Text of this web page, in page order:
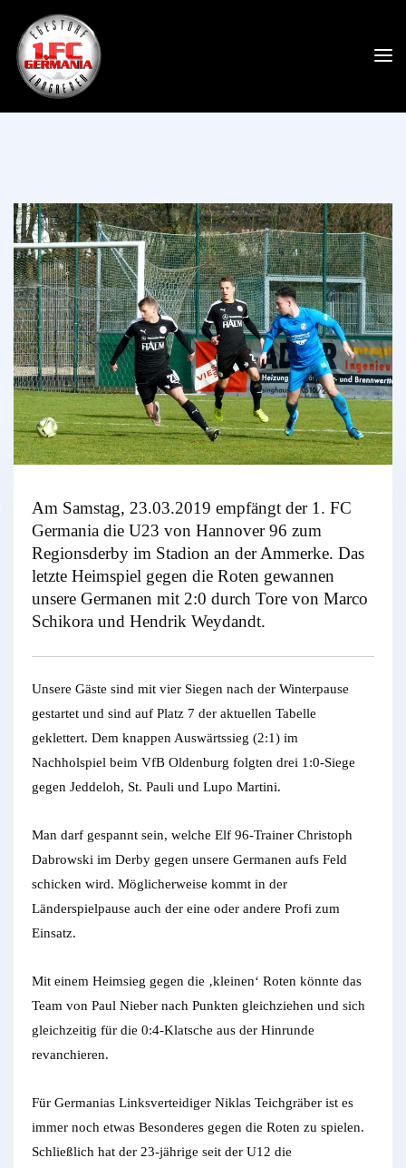
Am Samstag, 23.03.2019 empfängt der 1. FC
Germania die U23 von Hannover 96 zum
Regionsderby im Stadion an der Ammerke. Das
letzte Heimspiel gegen die Roten gewannen
unsere Germanen mit 2:0 durch Tore von Marco
Schikora und Hendrik Weydandt.
Unsere Gäste sind mit vier Siegen nach der Winterpause
gestartet und sind auf Platz 7 der aktuellen Tabelle
geklettert. Dem knappen Auswärtssieg (2:1) im
Nachholspiel beim VfB Oldenburg folgten drei 1:0-Siege
gegen Jeddeloh, St. Pauli und Lupo Martini.
Man darf gespannt sein, welche Elf 96-Trainer Christoph
Dabrowski im Derby gegen unsere Germanen aufs Feld
schicken wird. Möglicherweise kommt in der
Länderspielpause auch der eine oder andere Profi zum
Einsatz.
Mit einem Heimsieg gegen die ‚kleinen‘ Roten könnte das
Team von Paul Nieber nach Punkten gleichziehen und sich
gleichzeitig für die 0:4-Klatsche aus der Hinrunde
revanchieren.
Für Germanias Linksverteidiger Niklas Teichgräber ist es
immer noch etwas Besonderes gegen die Roten zu spielen.
Schließlich hat der 23-jährige seit der U12 die